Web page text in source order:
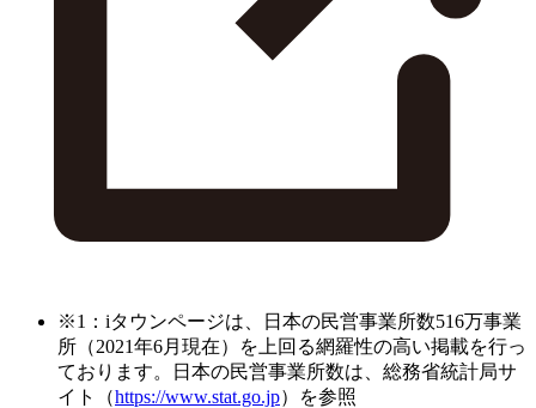
※1：iタウンページは、日本の民営事業所数516万事業
所（2021年6月現在）を上回る網羅性の高い掲載を行っ
ております。日本の民営事業所数は、総務省統計局サ
イト（https://www.stat.go.jp）を参照